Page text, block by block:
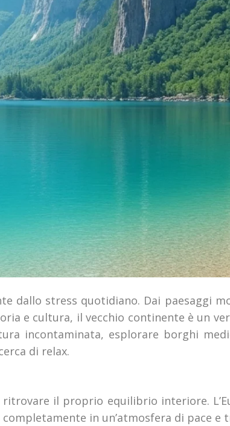
dallo stress quotidiano. Dai paesaggi
e cultura, il vecchio continente è un
incontaminata, esplorare borghi
di relax.
il proprio equilibrio interiore.
in un’atmosfera di pace e